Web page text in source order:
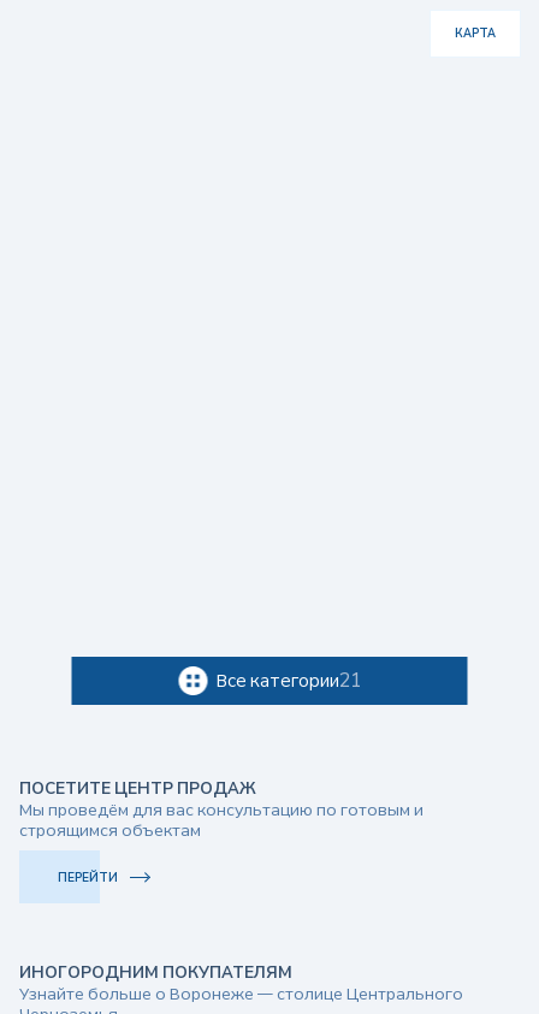
КАРТА
Все категории21
П
о
л
ь
ПОСЕТИТЕ ЦЕНТР ПРОДАЖ
Мы проведём для вас консультацию по готовым и
строящимся объектам
ПЕРЕЙТИ
ИНОГОРОДНИМ ПОКУПАТЕЛЯМ
Узнайте больше о Воронеже — столице Центрального